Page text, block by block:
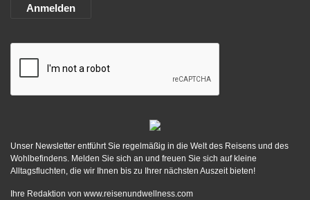
Anmelden
Unser Newsletter entführt Sie regelmäßig in die Welt des Reisens und des
Wohlbefindens. Melden Sie sich an und freuen Sie sich auf kleine
Alltagsfluchten, die wir Ihnen bis zu Ihrer nächsten Auszeit bieten!
Ihre Redaktion von www.reisenundwellness.com